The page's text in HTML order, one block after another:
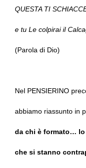
QUESTA TI
e tu Le colpirai il
(Parola di Dio)
Nel PENSIERINO
abbiamo riassunto in
da chi è formato…
che si stanno